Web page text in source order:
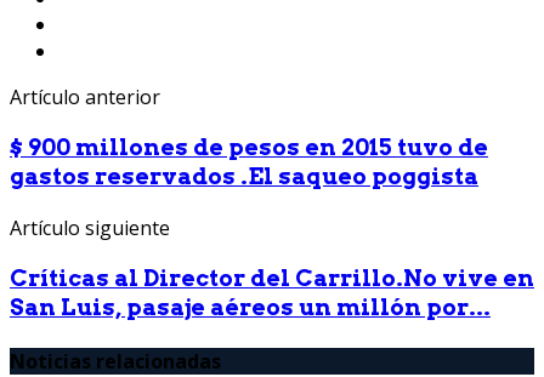
Artículo anterior
$ 900 millones de pesos en 2015 tuvo de
gastos reservados .El saqueo poggista
Artículo siguiente
Críticas al Director del Carrillo.No vive en
San Luis, pasaje aéreos un millón por...
Noticias relacionadas